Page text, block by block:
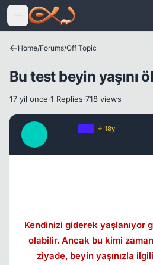
Icerige atla
Home/Forums/Off Topic
Bu test beyin yaşını
17 yil once·1 Replies·718 views
⭐ 18y
Kendinizi giderek yaşlanıyor
olabilir. Ancak bu kimi
ziyade, beyin yaşınızla